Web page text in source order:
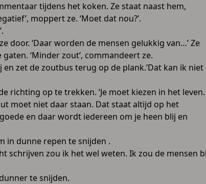
tijdens het koken. Ze staat naast hem,
moppert ze. ‘Moet dat nou?’.
door. ‘Daar worden de mensen gelukkig van…’ Ze
‘Minder zout’, commandeert ze.
zet de zoutbus terug op de plank.’Dat kan ik niet
richting op te trekken. ‘Je moet kiezen in het leven.
moet niet daar staan. Dat staat altijd op het
en daar wordt iedereen om je heen blij en
in dunne repen te snijden .
schrijven zou ik het wel weten. Ik zou de mensen
te snijden.